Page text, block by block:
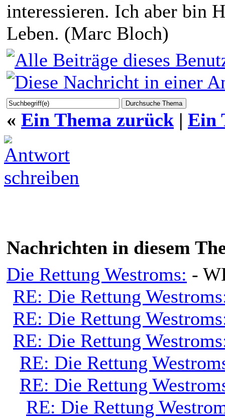
interessieren. Ich aber bin
Leben. (Marc Bloch)
« Ein Thema zurück | Ein
Nachrichten in diesem
Die Rettung Westroms: -
RE: Die Rettung
RE: Die Rettung
RE: Die Rettung
RE: Die Rettung
RE: Die Rettung
RE: Die Rettung